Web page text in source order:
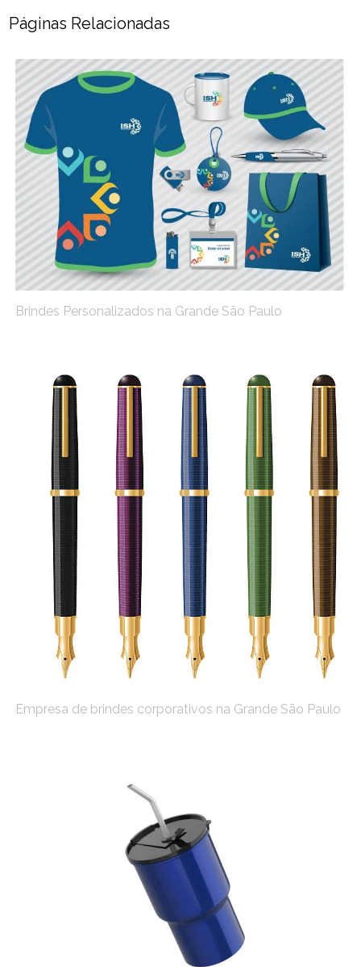
Páginas Relacionadas
Brindes Personalizados na Grande São Paulo
Empresa de brindes corporativos na Grande São Paulo